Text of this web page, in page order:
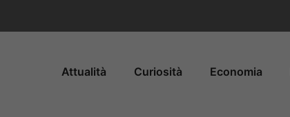
Attualità Curiosità Economia